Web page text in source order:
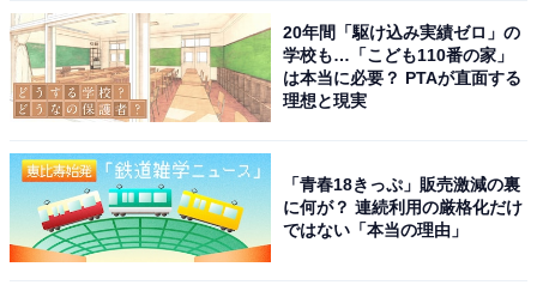
20年間「駆け込み実績ゼロ」の
学校も…「こども110番の家」
は本当に必要？ PTAが直面する
理想と現実
「青春18きっぷ」販売激減の裏
に何が？ 連続利用の厳格化だけ
ではない「本当の理由」